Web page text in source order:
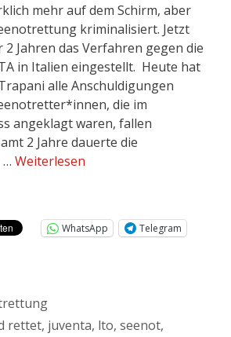
mehr auf dem Schirm, aber
kriminalisiert. Jetzt
Jahren das Verfahren gegen die
in Italien eingestellt. Heute hat
alle Anschuldigungen
die im
angeklagt waren, fallen
2 Jahre dauerte die
… Weiterlesen
WhatsApp
Telegram
rettet, juventa, lto, seenot,